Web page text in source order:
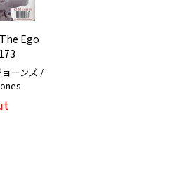
Ego
ーンズ /